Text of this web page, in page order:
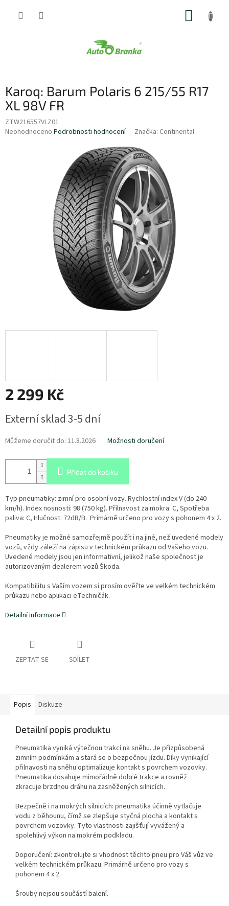
Karoq: Barum Polaris 6 215/55 R17
XL 98V FR
ZTW216557VLZ01
Průměrné
Neohodnoceno Podrobnosti hodnocení Značka: Continental
2 299 Kč
cena:
Externí sklad 3-5 dní
Můžeme doručit do: 11.8.2026 Možnosti doručení
Přidat do košíku
Typ pneumatiky: zimní pro osobní vozy. Rychlostní index V (do 240
km/h). Index nosnosti: 98 (750 kg). Přilnavost za mokra: C, Spotřeba
paliva: C, Hlučnost: 72dB/B. Primárně určeno pro vozy s pohonem 4 x 2.
Pneumatiky je možné samozřejmě použít i na jiné, než uvedené modely
vozů, vždy záleží na zápisu v technickém průkazu od Vašeho vozu.
Uvedené modely jsou jen informativní, jelikož naše společnost je
autorizovaným dealerem vozů Škoda.
Kompatibilitu s Vaším vozem si prosím ověřte ve velkém technickém
průkazu nebo aplikaci eTechničák.
Detailní informace
ZEPTAT SE SDÍLET
Popis Diskuze
Detailní popis produktu
Pneumatika vyniká výtečnou trakcí na sněhu. Je přizpůsobená
zimním podmínkám a stará se o bezpečnou jízdu. Díky vynikající
přilnavosti na sněhu optimalizuje kontakt s povrchem vozovky.
Pneumatika dosahuje mimořádně dobré trakce a rovněž
zkracuje brzdnou dráhu na zasněžených silnicích.
Bezpečně i na mokrých silnicích: pneumatika účinně vytlačuje
vodu z běhounu, čímž se zlepšuje styčná plocha a kontakt s
povrchem vozovky. Tyto vlastnosti zajišťují vyvážený a
spolehlivý výkon na mokrém podkladu.
Doporučení: zkontrolujte si vhodnost těchto pneu pro Váš vůz ve
velkém technickém průkazu. Primárně určeno pro vozy s
pohonem 4 x 2.
Šrouby nejsou součástí balení.